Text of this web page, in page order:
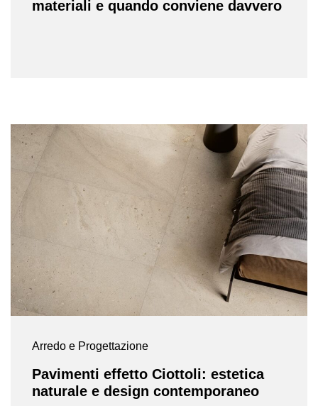
materiali e quando conviene davvero
Arredo e Progettazione
Pavimenti effetto Ciottoli: estetica
naturale e design contemporaneo